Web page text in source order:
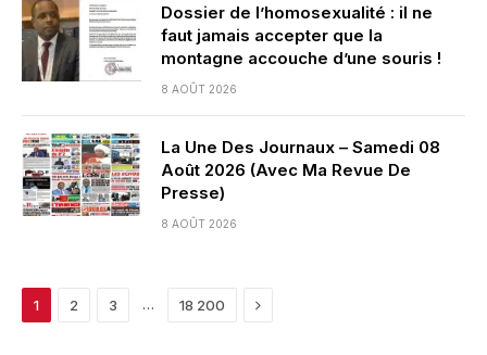
Dossier de l’homosexualité : il ne
faut jamais accepter que la
montagne accouche d’une souris !
8 AOÛT 2026
La Une Des Journaux – Samedi 08
Août 2026 (Avec Ma Revue De
Presse)
8 AOÛT 2026
1 2 3 … 18 200 Next